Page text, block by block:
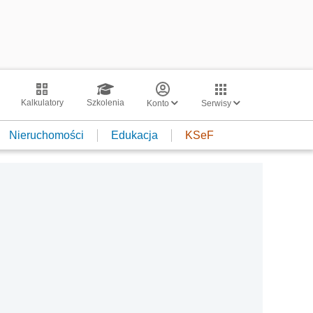
Kalkulatory Szkolenia Konto Serwisy
Nieruchomości Edukacja KSeF